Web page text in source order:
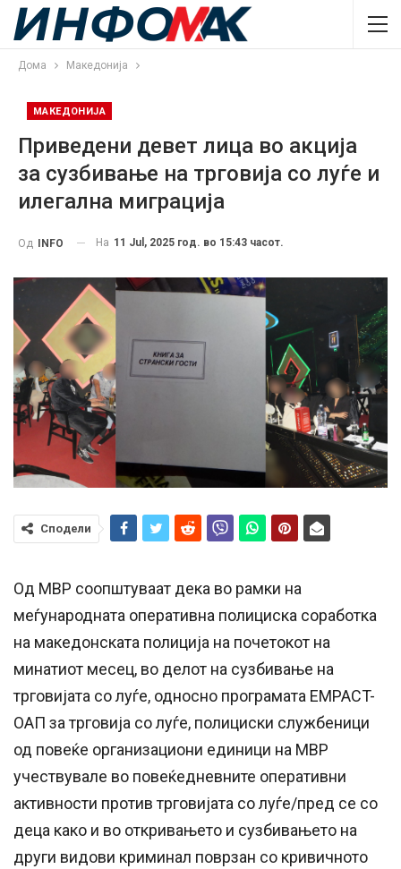
Дома Македонија
МАКЕДОНИЈА
Приведени девет лица во акција
за сузбивање на трговија со луѓе и
илегална миграција
Од INFO На 11 Jul, 2025 год. во 15:43 часот.
Сподели
Од МВР соопштуваат дека во рамки на
меѓународната оперативна полициска соработка
на македонската полиција на почетокот на
минатиот месец, во делот на сузбивање на
трговијата со луѓе, односно програмата EMPACT-
ОАП за трговија со луѓе, полициски службеници
од повеќе организациони единици на МВР
учествувале во повеќедневните оперативни
активности против трговијата со луѓе/пред се со
деца како и во откривањето и сузбивањето на
други видови криминал поврзан со кривичното